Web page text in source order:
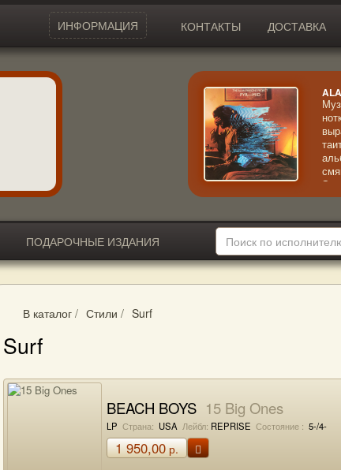
ИНФОРМАЦИЯ КОНТАКТЫ ДОСТАВКА
ПОДАРОЧНЫЕ ИЗДАНИЯ
В каталог / Стили / Surf
Surf
BEACH BOYS 15 Big Ones
LP Страна: USA Лейбл: REPRISE Состояние : 5-/4-
1 950,00р.